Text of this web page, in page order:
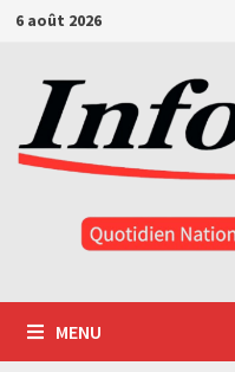
Passer
contenu
6 août 2026
MENU